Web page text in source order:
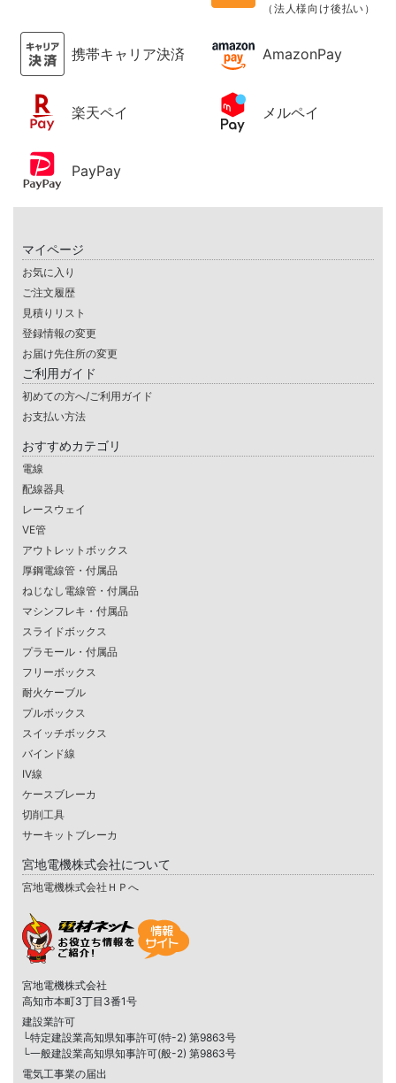
（法人様向け後払い）
携帯キャリア決済 AmazonPay
楽天ペイ メルペイ
PayPay
マイページ
お気に入り
ご注文履歴
見積りリスト
登録情報の変更
お届け先住所の変更
ご利用ガイド
初めての方へ/ご利用ガイド
お支払い方法
おすすめカテゴリ
電線
配線器具
レースウェイ
VE管
アウトレットボックス
厚鋼電線管・付属品
ねじなし電線管・付属品
マシンフレキ・付属品
スライドボックス
プラモール・付属品
フリーボックス
耐火ケーブル
プルボックス
スイッチボックス
バインド線
IV線
ケースブレーカ
切削工具
サーキットブレーカ
宮地電機株式会社について
宮地電機株式会社ＨＰへ
宮地電機株式会社
高知市本町3丁目3番1号
建設業許可
└特定建設業高知県知事許可(特-2) 第9863号
└一般建設業高知県知事許可(般-2) 第9863号
電気工事業の届出